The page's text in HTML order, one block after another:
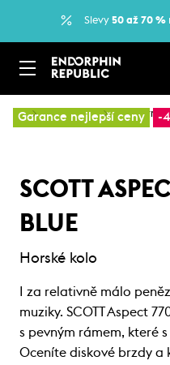
Slevy 50 až 70 %
Garance nejlepší ceny -
… Horská kola Sportovní
SCOTT
BLUE
Horské kolo
I za relativně málo
muziky. SCOTT Aspect
s pevným rámem, které
Oceníte diskové brzdy a